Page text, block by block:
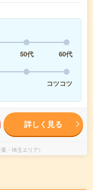
50代
60代
コツコツ
詳しく見る
・埼玉エリア）